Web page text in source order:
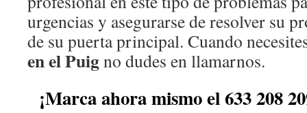
urgencias y asegurarse de resolver su
de su puerta principal. Cuando
en el Puigno dudes en llamarnos.
¡Marca ahora mismo el 633 208